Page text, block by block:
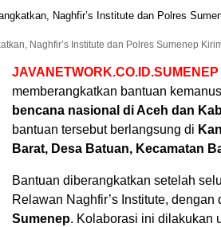
Naghfir’s Institute dan Polres Sumenep
JAVANETWORK.CO.ID.SUMENEP
memberangkatkan bantuan
bencana nasional di Aceh dan
bantuan tersebut berlangsung di
Barat, Desa Batuan, Kecamatan
Bantuan diberangkatkan setelah
Relawan Naghfir’s Institute, dengan
Sumenep. Kolaborasi ini dilakukan